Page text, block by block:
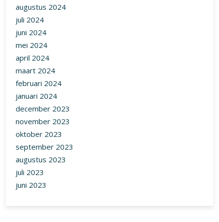
augustus 2024
juli 2024
juni 2024
mei 2024
april 2024
maart 2024
februari 2024
januari 2024
december 2023
november 2023
oktober 2023
september 2023
augustus 2023
juli 2023
juni 2023